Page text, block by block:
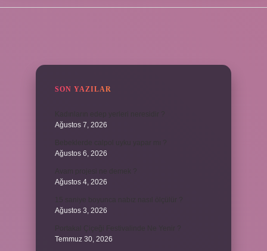
SON YAZILAR
Ağustos 7, 2026
Ağustos 6, 2026
Ağustos 4, 2026
Ağustos 3, 2026
Temmuz 30, 2026